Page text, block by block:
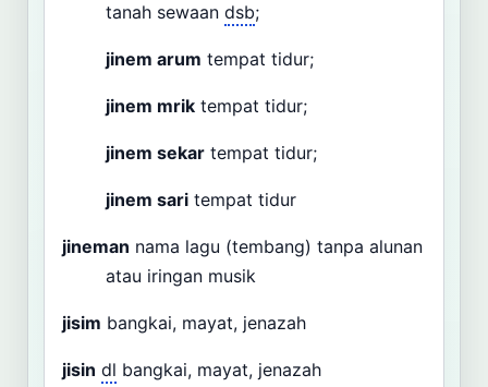
tanah sewaan dsb;
jinem arum tempat tidur;
jinem mrik tempat tidur;
jinem sekar tempat tidur;
jinem sari tempat tidur
jineman nama lagu (tembang) tanpa alunan
atau iringan musik
jisim bangkai, mayat, jenazah
jisin dl bangkai, mayat, jenazah